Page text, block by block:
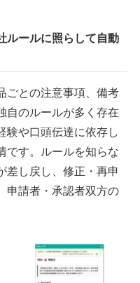
ールに照らして自動
ごとの注意事項、備考
自のルールが多く存在
験や口頭伝達に依存し
です。ルールを知らな
差し戻し、修正・再申
申請者・承認者双方の